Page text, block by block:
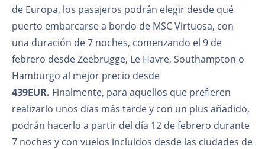
de Europa, los pasajeros podrán elegir desde qué
puerto embarcarse a bordo de MSC Virtuosa, con
una duración de 7 noches, comenzando el 9 de
febrero desde Zeebrugge, Le Havre, Southampton o
Hamburgo al mejor precio desde
439EUR. Finalmente, para aquellos que prefieren
realizarlo unos días más tarde y con un plus añadido,
podrán hacerlo a partir del día 12 de febrero durante
7 noches y con vuelos incluidos desde las ciudades de